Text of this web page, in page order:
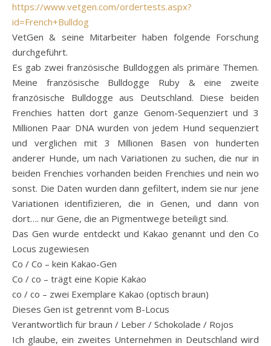
https://www.vetgen.com/ordertests.aspx?
id=French+Bulldog
VetGen & seine Mitarbeiter haben folgende Forschung
durchgeführt.
Es gab zwei französische Bulldoggen als primäre Themen.
Meine französische Bulldogge Ruby & eine zweite
französische Bulldogge aus Deutschland. Diese beiden
Frenchies hatten dort ganze Genom-Sequenziert und 3
Millionen Paar DNA wurden von jedem Hund sequenziert
und verglichen mit 3 Millionen Basen von hunderten
anderer Hunde, um nach Variationen zu suchen, die nur in
beiden Frenchies vorhanden beiden Frenchies und nein wo
sonst. Die Daten wurden dann gefiltert, indem sie nur jene
Variationen identifizieren, die in Genen, und dann von
dort…. nur Gene, die an Pigmentwege beteiligt sind.
Das Gen wurde entdeckt und Kakao genannt und den Co
Locus zugewiesen
Co / Co – kein Kakao-Gen
Co / co – trägt eine Kopie Kakao
co / co – zwei Exemplare Kakao (optisch braun)
Dieses Gen ist getrennt vom B-Locus
Verantwortlich für braun / Leber / Schokolade / Rojos
Ich glaube, ein zweites Unternehmen in Deutschland wird